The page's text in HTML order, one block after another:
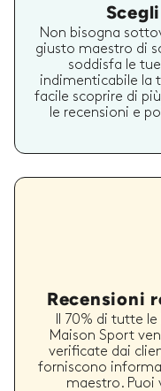
Non bisogna
giusto maestro di
soddisfa le
indimenticabile la
facile scoprire di
le recensioni e
Recensioni
Il 70% di tutte
Maison Sport
verificate dai
forniscono
maestro. Puoi